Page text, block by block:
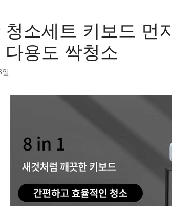
청소세트 키보드 먼
다용도 싹청소